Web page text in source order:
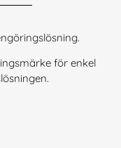
för enkel